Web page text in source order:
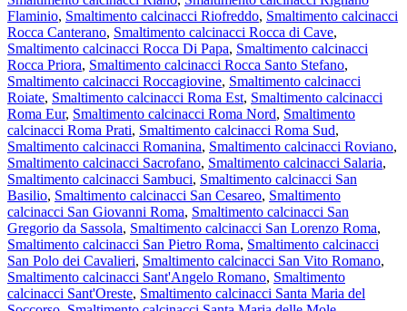
Flaminio, Smaltimento calcinacci Riofreddo, Smaltimento calcinacci
Rocca Canterano, Smaltimento calcinacci Rocca di Cave,
Smaltimento calcinacci Rocca Di Papa, Smaltimento calcinacci
Rocca Priora, Smaltimento calcinacci Rocca Santo Stefano,
Smaltimento calcinacci Roccagiovine, Smaltimento calcinacci
Roiate, Smaltimento calcinacci Roma Est, Smaltimento calcinacci
Roma Eur, Smaltimento calcinacci Roma Nord, Smaltimento
calcinacci Roma Prati, Smaltimento calcinacci Roma Sud,
Smaltimento calcinacci Romanina, Smaltimento calcinacci Roviano,
Smaltimento calcinacci Sacrofano, Smaltimento calcinacci Salaria,
Smaltimento calcinacci Sambuci, Smaltimento calcinacci San
Basilio, Smaltimento calcinacci San Cesareo, Smaltimento
calcinacci San Giovanni Roma, Smaltimento calcinacci San
Gregorio da Sassola, Smaltimento calcinacci San Lorenzo Roma,
Smaltimento calcinacci San Pietro Roma, Smaltimento calcinacci
San Polo dei Cavalieri, Smaltimento calcinacci San Vito Romano,
Smaltimento calcinacci Sant'Angelo Romano, Smaltimento
calcinacci Sant'Oreste, Smaltimento calcinacci Santa Maria del